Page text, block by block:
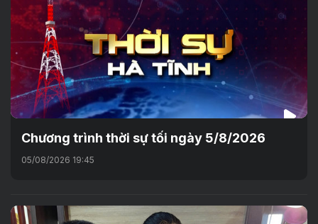
Chương trình thời sự tối ngày 5/8/2026
05/08/2026 19:45